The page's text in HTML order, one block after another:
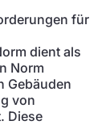
für
dient als
Norm
Gebäuden
von
Diese